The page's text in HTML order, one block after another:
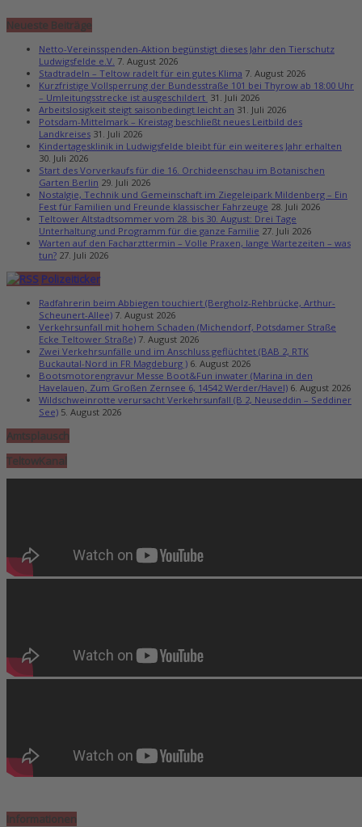
Neueste Beiträge
Netto-Vereinsspenden-Aktion begünstigt dieses Jahr den Tierschutz
Ludwigsfelde e.V. 7. August 2026
Stadtradeln – Teltow radelt für ein gutes Klima 7. August 2026
Kurzfristige Vollsperrung der Bundesstraße 101 bei Thyrow ab 18:00 Uhr
– Umleitungsstrecke ist ausgeschildert 31. Juli 2026
Arbeitslosigkeit steigt saisonbedingt leicht an 31. Juli 2026
Potsdam-Mittelmark – Kreistag beschließt neues Leitbild des
Landkreises 31. Juli 2026
Kindertagesklinik in Ludwigsfelde bleibt für ein weiteres Jahr erhalten
30. Juli 2026
Start des Vorverkaufs für die 16. Orchideenschau im Botanischen
Garten Berlin 29. Juli 2026
Nostalgie, Technik und Gemeinschaft im Ziegeleipark Mildenberg – Ein
Fest für Familien und Freunde klassischer Fahrzeuge 28. Juli 2026
Teltower Altstadtsommer vom 28. bis 30. August: Drei Tage
Unterhaltung und Programm für die ganze Familie 27. Juli 2026
Warten auf den Facharzttermin – Volle Praxen, lange Wartezeiten – was
tun? 27. Juli 2026
Polizeiticker
Radfahrerin beim Abbiegen touchiert (Bergholz-Rehbrücke, Arthur-
Scheunert-Allee) 7. August 2026
Verkehrsunfall mit hohem Schaden (Michendorf, Potsdamer Straße
Ecke Teltower Straße) 7. August 2026
Zwei Verkehrsunfälle und im Anschluss geflüchtet (BAB 2, RTK
Buckautal-Nord in FR Magdeburg ) 6. August 2026
Bootsmotorengravur Messe Boot&Fun inwater (Marina in den
Havelauen, Zum Großen Zernsee 6, 14542 Werder/Havel) 6. August 2026
Wildschweinrotte verursacht Verkehrsunfall (B 2, Neuseddin – Seddiner
See) 5. August 2026
Amtsplausch
TeltowKanal
Informationen